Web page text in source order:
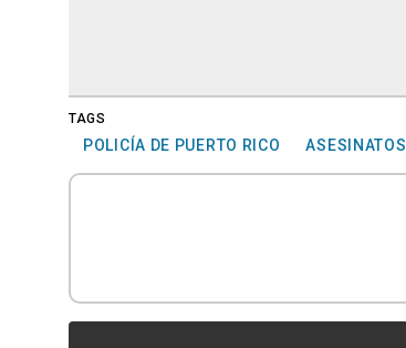
TAGS
POLICÍA DE PUERTO RICO ASESINATOS